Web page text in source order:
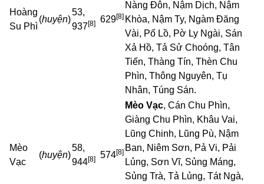
Hoàng
Su Phì
(huyện)
53,
937[8] 629[8]
Nàng Đôn, Nậm Dịch, Nậm
Khòa, Nậm Ty, Ngàm Đăng
Vài, Pố Lồ, Pờ Ly Ngài, Sán
Xả Hồ, Tả Sử Choóng, Tân
Tiến, Thàng Tín, Thèn Chu
Phìn, Thông Nguyên, Tụ
Nhân, Túng Sán.
Mèo
Vạc
(huyện)
58,
944[8] 574[8]
Mèo Vạc, Cán Chu Phìn,
Giàng Chu Phìn, Khâu Vai,
Lũng Chinh, Lũng Pù, Nậm
Ban, Niêm Sơn, Pả Vi, Pải
Lủng, Sơn Vĩ, Sủng Máng,
Sủng Trà, Tả Lủng, Tát Ngà,